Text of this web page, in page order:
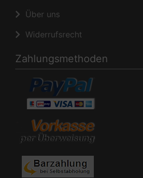
Über uns
Widerrufsrecht
Zahlungsmethoden